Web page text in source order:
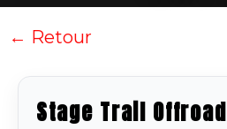
← Retour
Stage Trail Offroad